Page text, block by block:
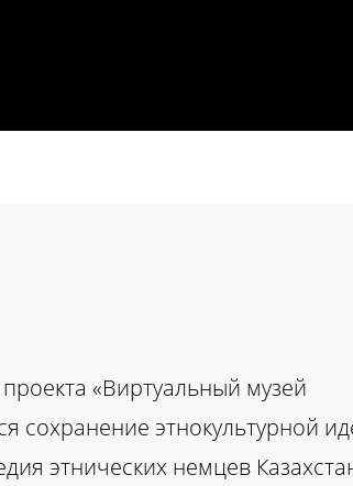
«Виртуальный музей
сохранение этнокультурной
этнических немцев